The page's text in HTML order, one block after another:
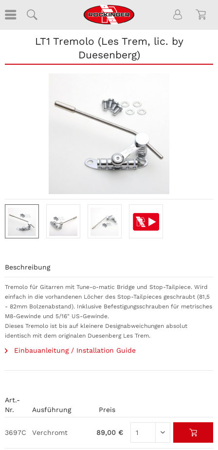
LT1 Tremolo (Les Trem, lic. by
Duesenberg)
Art.-
Nr.
Ausführung Preis
3697C Verchromt 89,00 €
Beschreibung
Tremolo für Gitarren mit Tune-o-matic Bridge und Stop-Tailpiece. Wird
einfach in die vorhandenen Löcher des Stop-Tailpieces geschraubt (81,5
- 82mm Bolzenabstand). Inklusive Befestigungsschrauben für metrisches
M8-Gewinde und 5/16" US-Gewinde.
Dieses Tremolo ist bis auf kleinere Designabweichungen absolut
identisch mit dem originalen Duesenberg Les Trem.
Einbauanleitung / Installation Guide